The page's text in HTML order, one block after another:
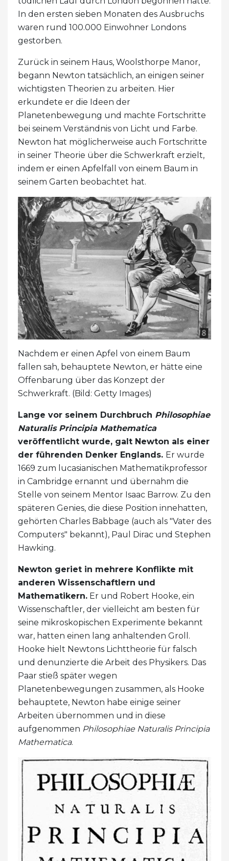
In den ersten sieben Monaten des Ausbruchs
waren rund 100.000 Einwohner Londons
gestorben.
Zurück in seinem Haus, Woolsthorpe Manor,
begann Newton tatsächlich, an einigen seiner
wichtigsten Theorien zu arbeiten. Hier
erkundete er die Ideen der
Planetenbewegung und machte Fortschritte
bei seinem Verständnis von Licht und Farbe.
Newton hat möglicherweise auch Fortschritte
in seiner Theorie über die Schwerkraft erzielt,
indem er einen Apfelfall von einem Baum in
seinem Garten beobachtet hat.
Nachdem er einen Apfel von einem Baum
fallen sah, behauptete Newton, er hätte eine
Offenbarung über das Konzept der
Schwerkraft. (Bild: Getty Images)
Lange vor seinem Durchbruch Philosophiae
Naturalis Principia Mathematica
veröffentlicht wurde, galt Newton als einer
der führenden Denker Englands. Er wurde
1669 zum lucasianischen Mathematikprofessor
in Cambridge ernannt und übernahm die
Stelle von seinem Mentor Isaac Barrow. Zu den
späteren Genies, die diese Position innehatten,
gehörten Charles Babbage (auch als "Vater des
Computers" bekannt), Paul Dirac und Stephen
Hawking.
Newton geriet in mehrere Konflikte mit
anderen Wissenschaftlern und
Mathematikern. Er und Robert Hooke, ein
Wissenschaftler, der vielleicht am besten für
seine mikroskopischen Experimente bekannt
war, hatten einen lang anhaltenden Groll.
Hooke hielt Newtons Lichttheorie für falsch
und denunzierte die Arbeit des Physikers. Das
Paar stieß später wegen
Planetenbewegungen zusammen, als Hooke
behauptete, Newton habe einige seiner
Arbeiten übernommen und in diese
aufgenommen Philosophiae Naturalis Principia
Mathematica.